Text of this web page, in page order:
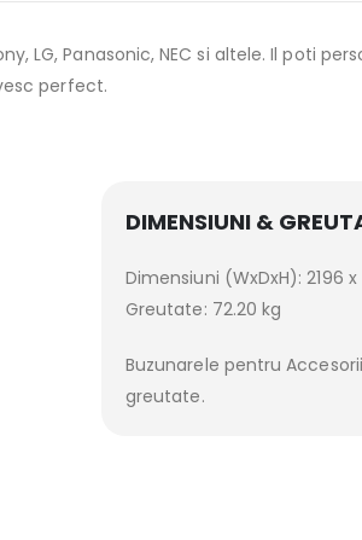
LG, Panasonic, NEC si altele. Il poti
perfect.
DIMENSIUNI &
Dimensiuni (WxDxH): 2196
Greutate: 72.20 kg
Buzunarele pentru
greutate.